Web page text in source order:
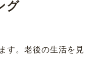
グ
す。老後の生活を見